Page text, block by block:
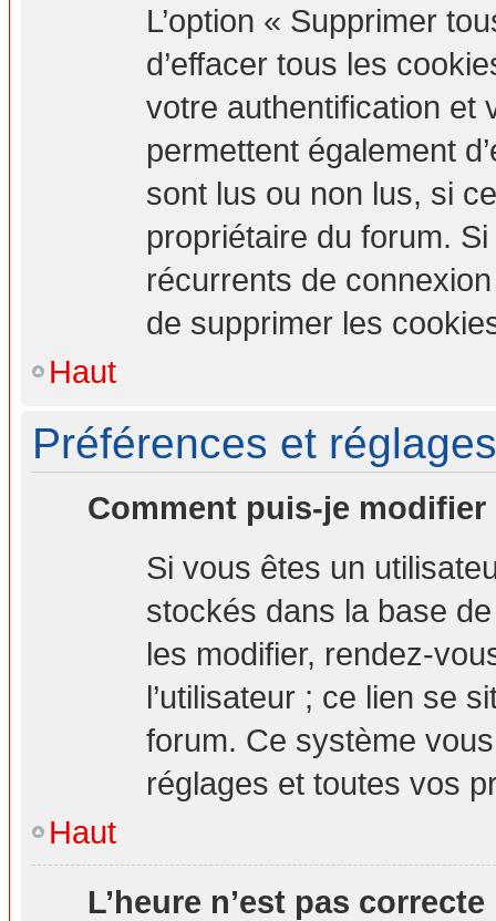
L’option « Supprimer
d’effacer tous les
votre authentification et
permettent également
sont lus ou non lus, si
propriétaire du forum.
récurrents de
de supprimer les
Haut
Préférences et
Comment puis-je modifier
Si vous êtes un
stockés dans la base
les modifier, rendez-
l’utilisateur ; ce lien se
forum. Ce système
réglages et toutes vos
Haut
L’heure n’est pas correcte